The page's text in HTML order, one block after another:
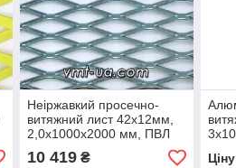
Неіржавкий просечно-
витяжний лист 42х12мм,
2,0х1000x2000 мм, ПВЛ
10 419₴